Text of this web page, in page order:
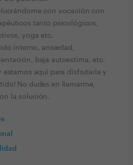
con vocación con
tanto psicológicos,
yoga etc.
interno, ansiedad,
baja autoestima, etc.
estamos aquí para disfrutarla y
No dudes en llamarme,
la solución.